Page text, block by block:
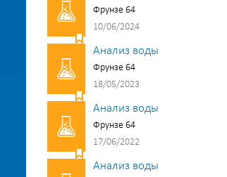
Фрунзе 64
10/06/2024
Анализ воды
Фрунзе 64
18/05/2023
Анализ воды
Фрунзе 64
17/06/2022
Анализ воды